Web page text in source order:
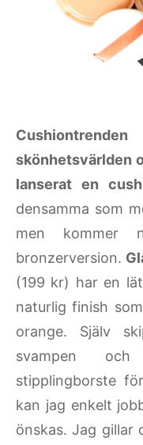
skönhetsvärlden
lanserat en
densamma som
men kommer
bronzerversion.
(199 kr) har en
naturlig finish
orange. Själv
svampen
stipplingborste
kan jag enkelt
önskas. Jag gillar